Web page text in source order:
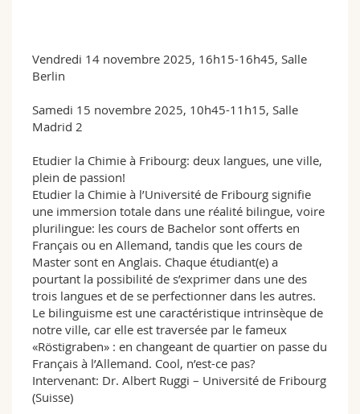
Vendredi 14 novembre 2025, 16h15-16h45, Salle
Berlin
Samedi 15 novembre 2025, 10h45-11h15, Salle
Madrid 2
Etudier la Chimie à Fribourg: deux langues, une ville,
plein de passion!
Etudier la Chimie à l’Université de Fribourg signifie
une immersion totale dans une réalité bilingue, voire
plurilingue: les cours de Bachelor sont offerts en
Français ou en Allemand, tandis que les cours de
Master sont en Anglais. Chaque étudiant(e) a
pourtant la possibilité de s’exprimer dans une des
trois langues et de se perfectionner dans les autres.
Le bilinguisme est une caractéristique intrinsèque de
notre ville, car elle est traversée par le fameux
«Röstigraben» : en changeant de quartier on passe du
Français à l’Allemand. Cool, n’est-ce pas?
Intervenant: Dr. Albert Ruggi – Université de Fribourg
(Suisse)